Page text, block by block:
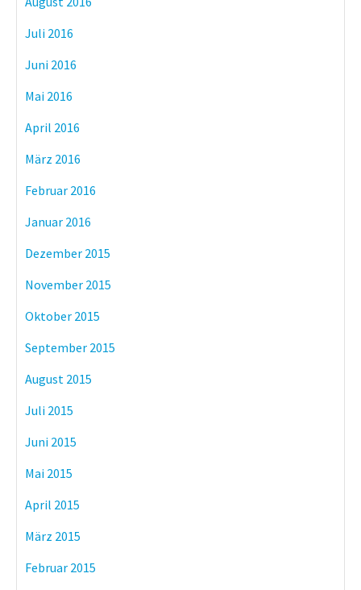
Juli 2016
Juni 2016
Mai 2016
April 2016
März 2016
Februar 2016
Januar 2016
Dezember 2015
November 2015
Oktober 2015
September 2015
August 2015
Juli 2015
Juni 2015
Mai 2015
April 2015
März 2015
Februar 2015